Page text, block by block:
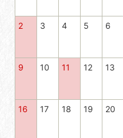
2 3 4 5 6
9 10 11 12 13
16 17 18 19 20